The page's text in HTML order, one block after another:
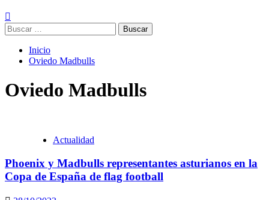
Buscar:
Inicio
Oviedo Madbulls
Oviedo Madbulls
Actualidad
Phoenix y Madbulls representantes asturianos en la
Copa de España de flag football